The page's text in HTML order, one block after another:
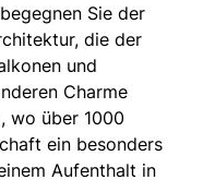
Sie der
die der
und
Charme
wo über 1000
ein besonders
Aufenthalt in